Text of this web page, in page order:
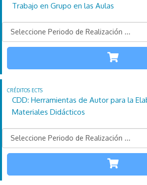
Trabajo en Grupo en las Aulas
110 4Créditos
Más información
CDD: Herramientas de Autor para la
Materiales Didácticos
110 4Créditos